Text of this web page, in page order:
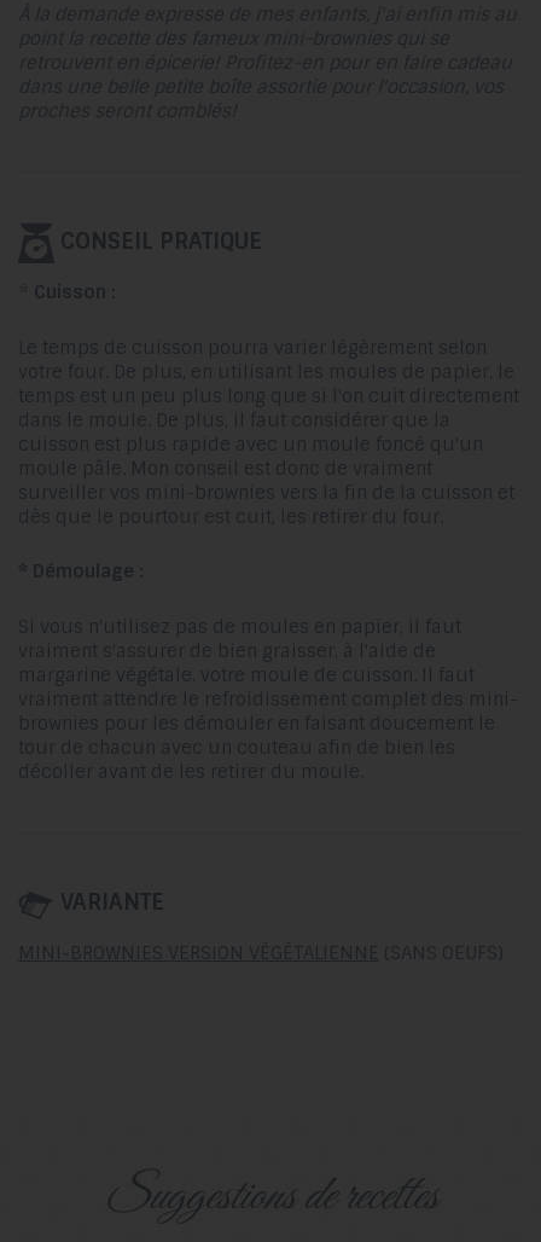
À la demande expresse de mes enfants, j'ai enfin mis au
point la recette des fameux mini-brownies qui se
retrouvent en épicerie! Profitez-en pour en faire cadeau
dans une belle petite boîte assortie pour l'occasion, vos
proches seront comblés!
CONSEIL PRATIQUE
* Cuisson :
Le temps de cuisson pourra varier légèrement selon
votre four. De plus, en utilisant les moules de papier, le
temps est un peu plus long que si l'on cuit directement
dans le moule. De plus, il faut considérer que la
cuisson est plus rapide avec un moule foncé qu'un
moule pâle. Mon conseil est donc de vraiment
surveiller vos mini-brownies vers la fin de la cuisson et
dès que le pourtour est cuit, les retirer du four.
* Démoulage :
Si vous n'utilisez pas de moules en papier, il faut
vraiment s'assurer de bien graisser, à l'aide de
margarine végétale, votre moule de cuisson. Il faut
vraiment attendre le refroidissement complet des mini-
brownies pour les démouler en faisant doucement le
tour de chacun avec un couteau afin de bien les
décoller avant de les retirer du moule.
VARIANTE
MINI-BROWNIES VERSION VÉGÉTALIENNE (SANS OEUFS)
suggestions de recettes